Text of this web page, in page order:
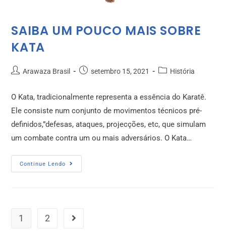
SAIBA UM POUCO MAIS SOBRE
KATA
Arawaza Brasil setembro 15, 2021 História
O Kata, tradicionalmente representa a essência do Karatê.
Ele consiste num conjunto de movimentos técnicos pré-
definidos,”defesas, ataques, projecções, etc, que simulam
um combate contra um ou mais adversários. O Kata…
Continue Lendo
1 2